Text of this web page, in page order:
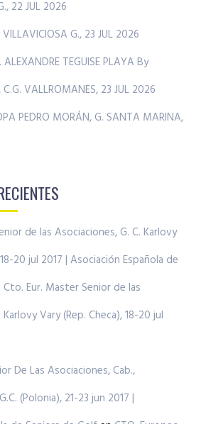
22 JUL 2026
VILLAVICIOSA G., 23 JUL 2026
TEGUISE PLAYA By
C.G. VALLROMANES, 23 JUL 2026
PEDRO MORÁN, G. SANTA MARINA,
de las Asociaciones, G. C. Karlovy
20 jul 2017 | Asociación Española de
Cto. Eur. Master Senior de las
Vary (Rep. Checa), 18-20 jul
De Las Asociaciones, Cab.,
(Polonia), 21-23 jun 2017 |